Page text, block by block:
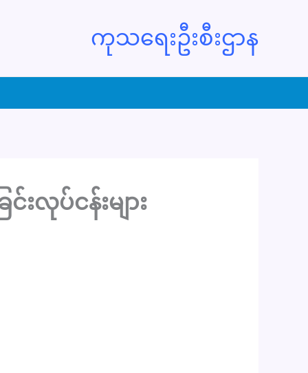
ကုသရေးဦးစီးဌာန
လုပ်ငန်းများ